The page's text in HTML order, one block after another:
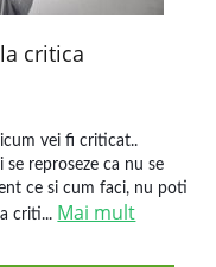
critica
vei fi criticat..
reproseze ca nu se
ce si cum faci, nu poti
criti... Mai mult